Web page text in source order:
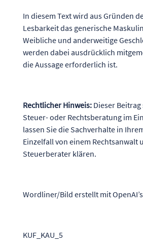
In diesem Text wird aus Gründen
Lesbarkeit das generische
Weibliche und anderweitige
werden dabei ausdrücklich
die Aussage erforderlich ist.
Rechtlicher Hinweis:Dieser
Steuer- oder Rechtsberatung im
lassen Sie die Sachverhalte in
Einzelfall von einem Rechtsanwalt
Steuerberater klären.
Wordliner/Bild erstellt mit
KUF_KAU_5